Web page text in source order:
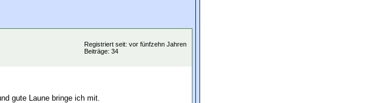
Registriert seit: vor fünfzehn Jahren
Beiträge: 34
gute Laune bringe ich mit.